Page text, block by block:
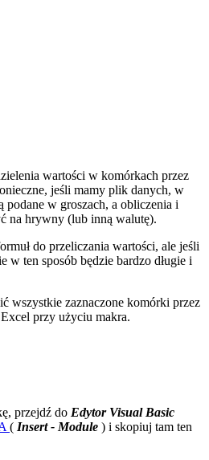
wartości w komórkach przez
jeśli mamy plik danych, w
w groszach, a obliczenia i
na hrywny (lub inną walutę).
do przeliczania wartości, ale jeśli
w ten sposób będzie bardzo długie i
wszystkie zaznaczone komórki przez
przy użyciu makra.
przejdź do Edytor Visual Basic
( Insert - Module ) i skopiuj tam ten